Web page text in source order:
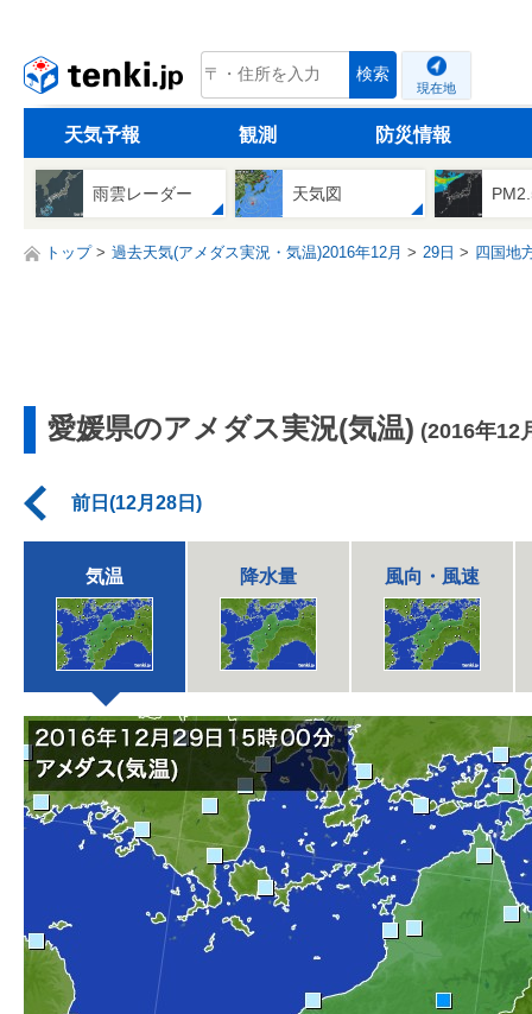
tenki.jp 検索
現在地
天気予報 観測 防災情報
雨雲レーダー 天気図
トップ 過去天気(アメダス実況・気温)2016年12月 29日 四国地
愛媛県のアメダス実況(気温) (2016年12
前日(12月28日)
気温 降水量 風向・風速